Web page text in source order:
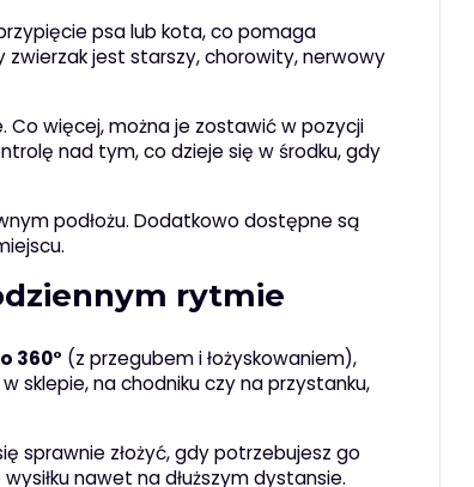
psa lub kota, co pomaga
jest starszy, chorowity, nerwowy
Co więcej, można je zostawić w pozycji
nad tym, co dzieje się w środku, gdy
podłożu. Dodatkowo dostępne są
rytmie
360° (z przegubem i łożyskowaniem),
sklepie, na chodniku czy na przystanku,
sprawnie złożyć, gdy potrzebujesz go
nawet na dłuższym dystansie.